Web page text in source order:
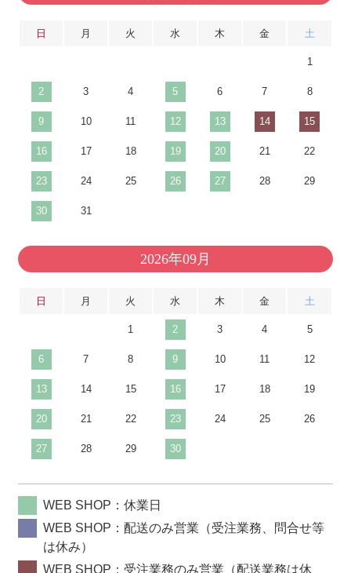
日 月 火 水 木 金 土
1
2 3 4 5 6 7 8
9 10 11 12 13 14 15
16 17 18 19 20 21 22
23 24 25 26 27 28 29
30 31
2026年09月
日 月 火 水 木 金 土
1 2 3 4 5
6 7 8 9 10 11 12
13 14 15 16 17 18 19
20 21 22 23 24 25 26
27 28 29 30
WEB SHOP：休業日
WEB SHOP：配送のみ営業（受注業務、問合せ等
は休み）
WEB SHOP：受注業務のみ営業（配送業務は休